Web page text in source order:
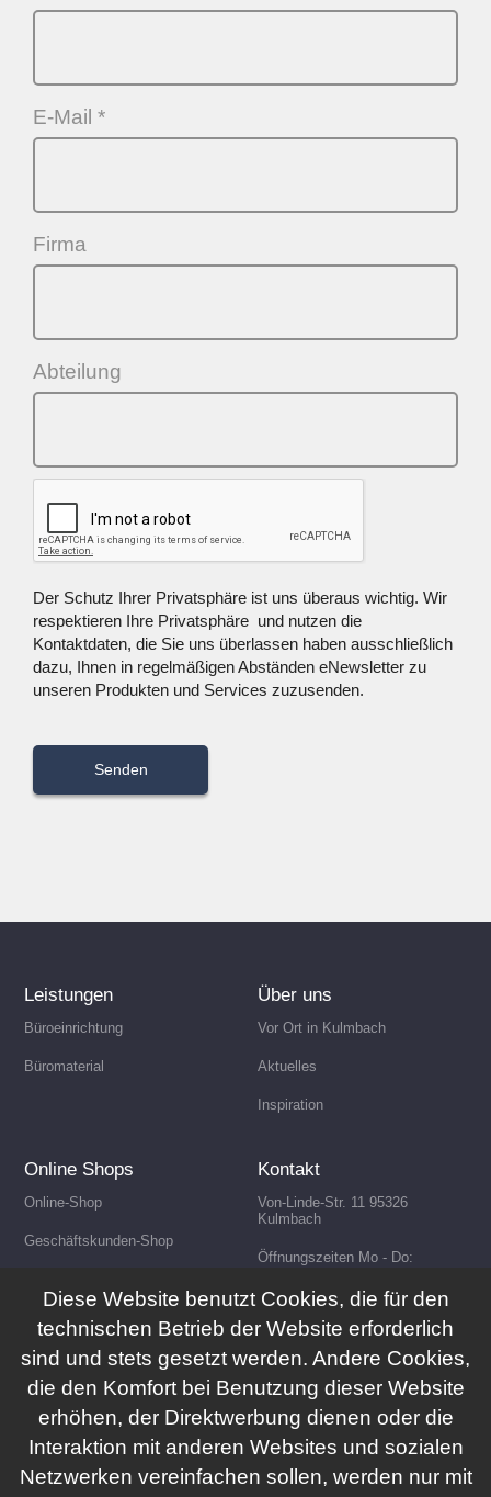
Diese Website benutzt Cookies, die für den
technischen Betrieb der Website erforderlich
sind und stets gesetzt werden. Andere Cookies,
die den Komfort bei Benutzung dieser Website
erhöhen, der Direktwerbung dienen oder die
Interaktion mit anderen Websites und sozialen
Netzwerken vereinfachen sollen, werden nur mit
E-Mail *
Firma
Abteilung
Der Schutz Ihrer Privatsphäre ist uns überaus wichtig. Wir
respektieren Ihre Privatsphäre und nutzen die
Kontaktdaten, die Sie uns überlassen haben ausschließlich
dazu, Ihnen in regelmäßigen Abständen eNewsletter zu
unseren Produkten und Services zuzusenden.
Leistungen
Büroeinrichtung
Büromaterial
Über uns
Vor Ort in Kulmbach
Aktuelles
Inspiration
Online Shops
Online-Shop
Geschäftskunden-Shop
Kontakt
Von-Linde-Str. 11 95326
Kulmbach
Öffnungszeiten Mo - Do:
- 14:30 Uhr
Impressum Datenschutz